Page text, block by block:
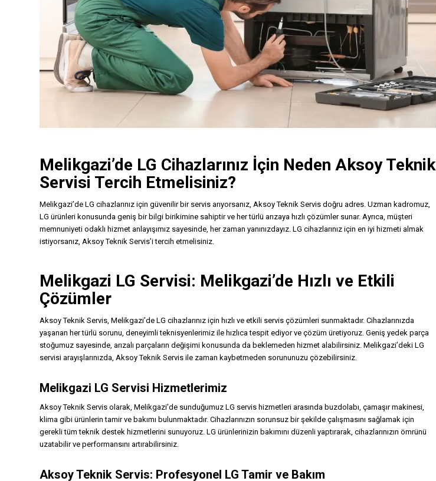
Melikgazi’de LG Cihazlarınız İçin Neden Aksoy Teknik
Servisi Tercih Etmelisiniz?
Melikgazi’de LG cihazlarınız için güvenilir bir servis arıyorsanız, Aksoy Teknik Servis doğru adres. Uzman kadromuz,
LG ürünleri konusunda geniş bir bilgi birikimine sahiptir ve her türlü arızaya hızlı çözümler sunar. Ayrıca, müşteri
memnuniyeti odaklı hizmet anlayışımız sayesinde, her zaman yanınızdayız. LG cihazlarınız için en iyi hizmeti almak
istiyorsanız, Aksoy Teknik Servis’i tercih etmelisiniz.
Melikgazi LG Servisi: Melikgazi’de Hızlı ve Etkili
Çözümler
Aksoy Teknik Servis, Melikgazi’de LG cihazlarınız için hızlı ve etkili servis çözümleri sunmaktadır. Cihazlarınızda
yaşanan her türlü sorunu, deneyimli teknisyenlerimiz ile hızlıca tespit ediyor ve çözüm üretiyoruz. Geniş yedek parça
stoğumuz sayesinde, arızalı parçaların değişimi konusunda da beklemeden hizmet alabilirsiniz. Melikgazi’deki LG
servisi arayışlarınızda, Aksoy Teknik Servis ile zaman kaybetmeden sorununuzu çözebilirsiniz.
Melikgazi LG Servisi Hizmetlerimiz
Aksoy Teknik Servis olarak, Melikgazi’de sunduğumuz LG servis hizmetleri arasında buzdolabı, çamaşır makinesi,
klima gibi ürünlerin tamir ve bakımı bulunmaktadır. Cihazlarınızın sorunsuz bir şekilde çalışmasını sağlamak için
gerekli tüm teknik destek hizmetlerini sunuyoruz. LG ürünlerinizin bakımını düzenli yaptırarak, cihazlarınızın ömrünü
uzatabilir ve performansını artırabilirsiniz.
AksoyTeknik Servis: Profesyonel LG Tamir ve Bakım